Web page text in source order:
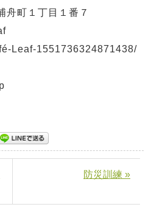
舟町１丁目１番７
Leaf-1551736324871438/
防災訓練 »